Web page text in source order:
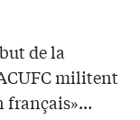
de la
militent
français»…